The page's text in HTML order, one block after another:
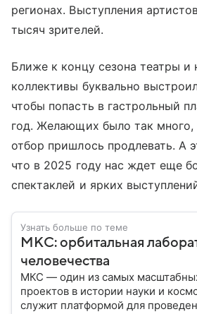
регионах. Выступления
тысяч зрителей.
Ближе к концу сезона театры и
коллективы буквально
чтобы попасть в гастрольный
год. Желающих было так много,
отбор пришлось продлевать. А
что в 2025 году нас ждет еще
спектаклей и ярких
Узнать больше по теме
МКС: орбитальная
человечества
МКС — один из самых
проектов в истории науки и
служит платформой для